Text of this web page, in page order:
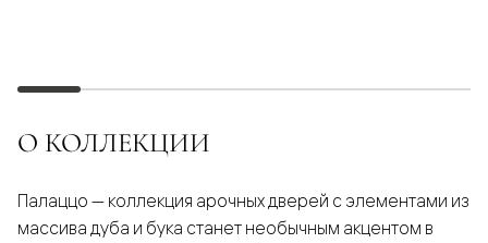
О КОЛЛЕКЦИИ
Палаццо — коллекция арочных дверей с элементами из
массива дуба и бука станет необычным акцентом в